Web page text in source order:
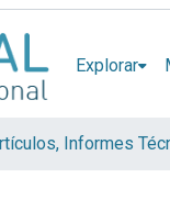
Explorar